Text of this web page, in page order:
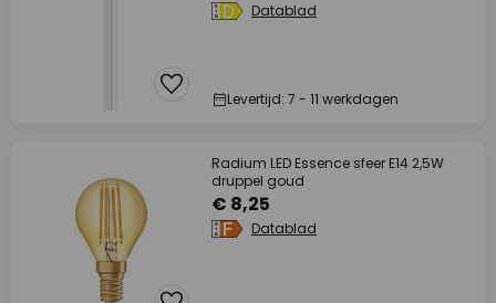
Datablad
Levertijd: 7 - 11 werkdagen
Radium LED Essence sfeer E14 2,5W
druppel goud
€ 8,25
Datablad